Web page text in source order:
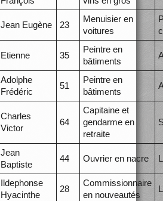
Jean Eugène 23
Menuisier en
voitures
Etienne 35
Peintre en
bâtiments
Adolphe
Frédéric
51
Peintre en
bâtiments
Charles
Victor
64
Capitaine et
gendarme en
retraite
Jean
Baptiste
44 Ouvrier en nacre
Ildephonse
Hyacinthe
28
Commissionnaire
en nouveautés